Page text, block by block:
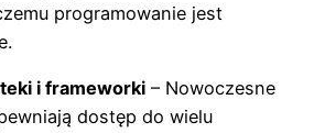
programowanie jest
i frameworki – Nowoczesne
dostęp do wielu